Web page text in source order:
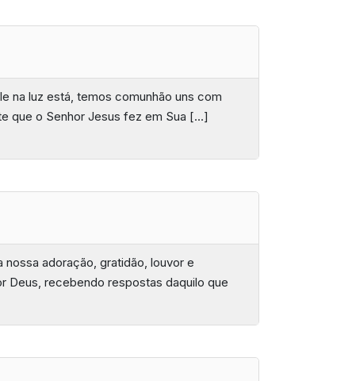
na luz está, temos comunhão uns com
que o Senhor Jesus fez em Sua […]
adoração, gratidão, louvor e
Deus, recebendo respostas daquilo que